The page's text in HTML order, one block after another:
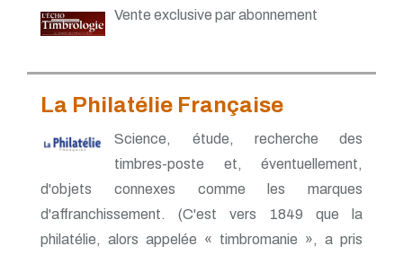
Vente exclusive par abonnement
La Philatélie Française
Science, étude, recherche des
timbres-poste et, éventuellement,
d'objets connexes comme les marques
d'affranchissement. (C'est vers 1849 que la
philatélie, alors appelée « timbromanie », a pris